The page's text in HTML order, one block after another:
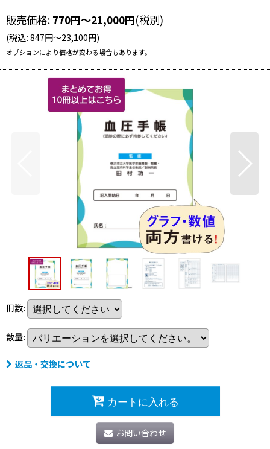
販売価格: 770円～21,000円(税別)
(税込: 847円～23,100円)
オプションにより価格が変わる場合もあります。
冊数:
数量:
返品・交換について
カートに入れる
お問い合わせ